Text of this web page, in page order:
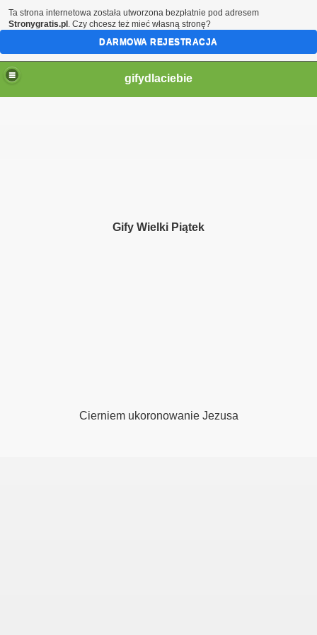
gifydlaciebie
Gify Wielki Piątek
Cierniem ukoronowanie Jezusa
Ta strona internetowa została utworzona bezpłatnie pod adresem
Stronygratis.pl . Czy chcesz też mieć własną stronę?
DARMOWA REJESTRACJA